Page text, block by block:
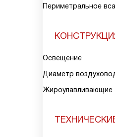
Периметральное
Освещение
Диаметр
Жироулавливающие